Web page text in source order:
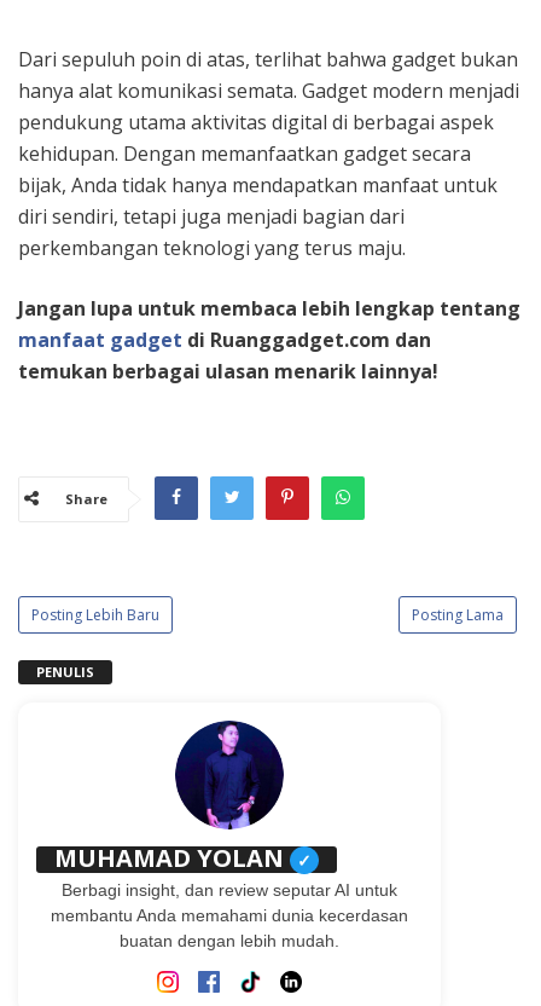
Dari sepuluh poin di atas, terlihat bahwa gadget bukan
hanya alat komunikasi semata. Gadget modern menjadi
pendukung utama aktivitas digital di berbagai aspek
kehidupan. Dengan memanfaatkan gadget secara
bijak, Anda tidak hanya mendapatkan manfaat untuk
diri sendiri, tetapi juga menjadi bagian dari
perkembangan teknologi yang terus maju.
Jangan lupa untuk membaca lebih lengkap tentang
manfaat gadget di Ruanggadget.com dan
temukan berbagai ulasan menarik lainnya!
Share
Posting Lebih Baru Posting Lama
PENULIS
MUHAMAD YOLAN ✓
Berbagi insight, dan review seputar AI untuk
membantu Anda memahami dunia kecerdasan
buatan dengan lebih mudah.